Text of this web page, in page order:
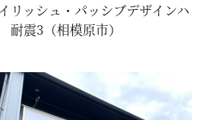
リッシュ・パッシブデザインハ
震3（相模原市）